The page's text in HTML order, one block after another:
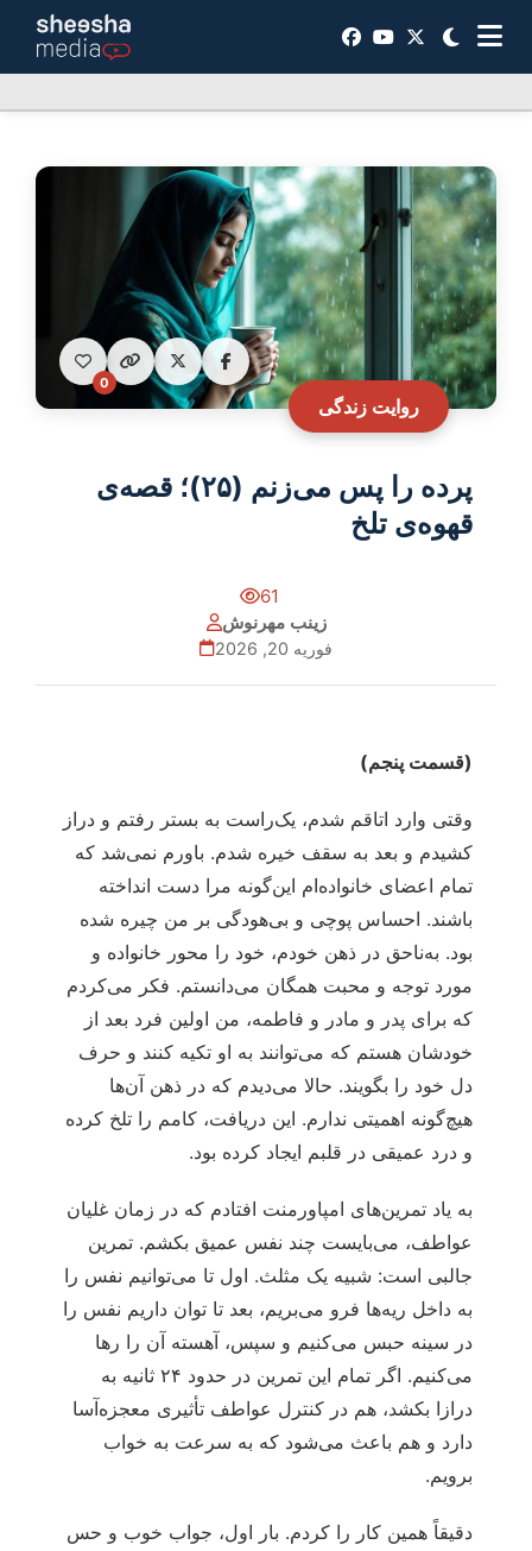
روایت زندگی
0
پرده را پس می‌زنم (۲۵)؛ قصه‌ی
قهوه‌ی تلخ
61
زینب مهرنوش
فوریه 20, 2026
(قسمت پنجم)
وقتی وارد اتاقم شدم، یک‌راست به بستر رفتم و دراز
کشیدم و بعد به سقف خیره شدم. باورم نمی‌شد که
تمام اعضای خانواده‌ام این‌گونه مرا دست انداخته
باشند. احساس پوچی و بی‌هودگی بر من چیره شده
بود. به‌ناحق در ذهن خودم، خود را محور خانواده و
مورد توجه و محبت همگان می‌دانستم. فکر می‌کردم
که برای پدر و مادر و فاطمه، من اولین فرد بعد از
خودشان هستم که می‌توانند به او تکیه کنند و حرف
دل خود را بگویند. حالا می‌دیدم که در ذهن آن‌ها
هیچ‌گونه اهمیتی ندارم. این دریافت، کامم را تلخ کرده
و درد عمیقی در قلبم ایجاد کرده بود.
به یاد تمرین‌های امپاورمنت افتادم که در زمان غلیان
عواطف، می‌بایست چند نفس عمیق بکشم. تمرین
جالبی است: شبیه یک مثلث. اول تا می‌توانیم نفس را
به داخل ریه‌ها فرو می‌بریم، بعد تا توان داریم نفس را
در سینه حبس می‌کنیم و سپس، آهسته آن را رها
می‌کنیم. اگر تمام این تمرین در حدود ۲۴ ثانیه به
درازا بکشد، هم در کنترل عواطف تأثیری معجزه‌آسا
دارد و هم باعث می‌شود که به سرعت به خواب
برویم.
دقیقاً همین کار را کردم. بار اول، جواب خوب و حس